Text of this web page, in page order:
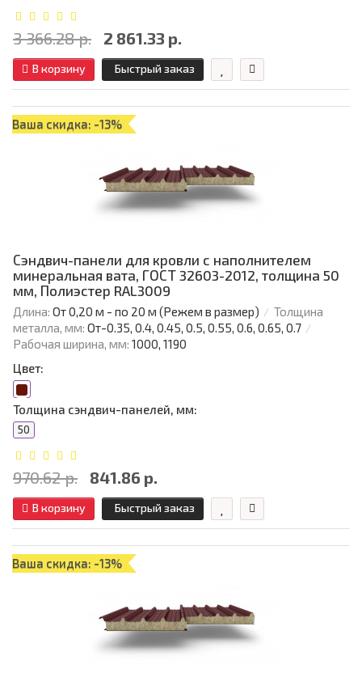
3 366.28 р. 2 861.33 р.
В корзину Быстрый заказ
Ваша скидка: -13%
Сэндвич-панели для кровли с наполнителем
минеральная вата, ГОСТ 32603-2012, толщина 50
мм, Полиэстер RAL3009
Длина: От 0,20 м - по 20 м (Режем в размер)
Толщина
металла, мм: От-0.35, 0.4, 0.45, 0.5, 0.55, 0.6, 0.65, 0.7
Рабочая ширина, мм: 1000, 1190
Цвет:
Толщина сэндвич-панелей, мм:
50
970.62 р. 841.86 р.
В корзину Быстрый заказ
Ваша скидка: -13%